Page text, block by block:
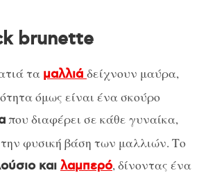
brunette
τα μαλλιά δείχνουν μαύρα,
όμως είναι ένα σκούρο
που διαφέρει σε κάθε γυναίκα,
φυσική βάση των μαλλιών. Το
και λαμπερό, δίνοντας ένα